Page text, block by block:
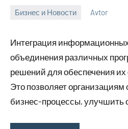
Бизнес и Новости
2024
Avtor
Интеграция
объединения различных
решений для обеспечения
Это позволяет
бизнес-процессы,